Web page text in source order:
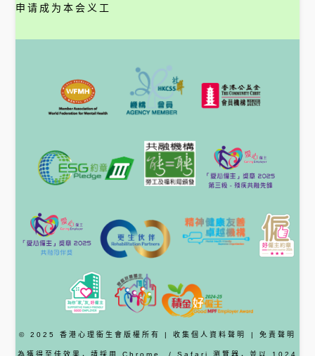
申请成为本会义工
© 2025 香港心理衞生會版權所有 | 收集個人資料聲明 | 免責聲明
為獲得至佳效果，請採用 Chrome / Safari 瀏覽器 ，並以 1024